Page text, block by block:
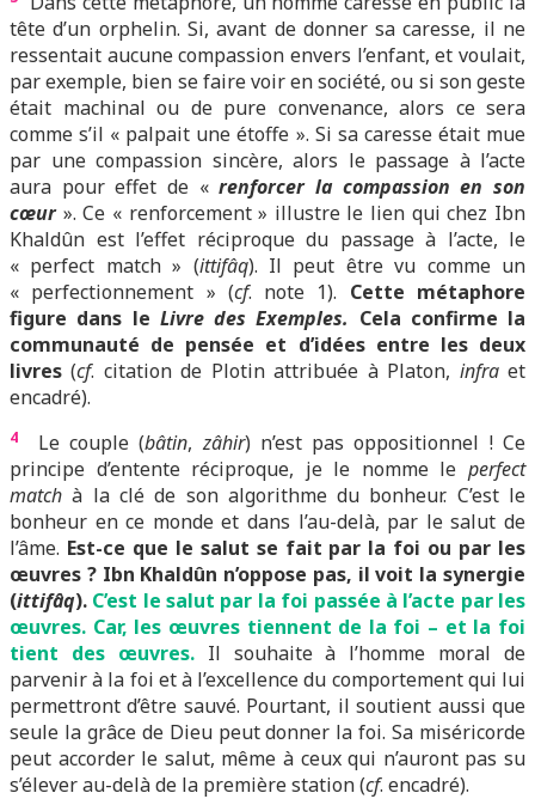
tête d’un orphelin. Si, avant de donner sa caresse, il ne
ressentait aucune compassion envers l’enfant, et voulait,
par exemple, bien se faire voir en société, ou si son geste
était machinal ou de pure convenance, alors ce sera
comme s’il « palpait une étoffe ». Si sa caresse était mue
par une compassion sincère, alors le passage à l’acte
aura pour effet de «renforcer la compassion en son
cœur». Ce « renforcement » illustre le lien qui chez Ibn
Khaldûn est l’effet réciproque du passage à l’acte, le
« perfect match » (ittifâq). Il peut être vu comme un
« perfectionnement » (cf. note 1). Cette métaphore
figure dans le Livre des Exemples. Cela confirme la
communauté de pensée et d’idées entre les deux
livres (cf. citation de Plotin attribuée à Platon, infraet
encadré).
4 Le couple (bâtin,zâhir) n’est pas oppositionnel ! Ce
principe d’entente réciproque, je le nomme le perfect
match à la clé de son algorithme du bonheur. C’est le
bonheur en ce monde et dans l’au-delà, par le salut de
l’âme. Est-ce que le salut se fait par la foi ou par les
œuvres ? Ibn Khaldûn n’oppose pas, il voit la synergie
(ittifâq). C’est le salut par la foi passée à l’acte par les
œuvres. Car, les œuvres tiennent de la foi – et la foi
tient des œuvres.Il souhaite à l’homme moral de
parvenir à la foi et à l’excellence du comportement qui lui
permettront d’être sauvé. Pourtant, il soutient aussi que
seule la grâce de Dieu peut donner la foi. Sa miséricorde
peut accorder le salut, même à ceux qui n’auront pas su
s’élever au-delà de la première station (cf. encadré).